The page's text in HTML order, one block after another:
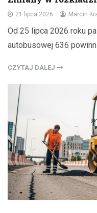
21 lipca 2026 Marcin
Od 25 lipca 2026 roku
autobusowej 636
CZYTAJ DALEJ